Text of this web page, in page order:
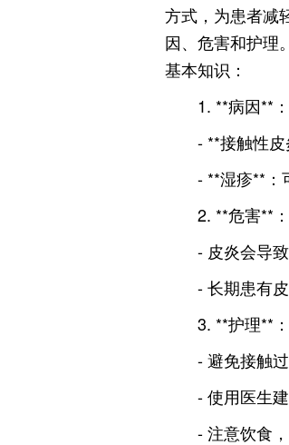
方式，为患者减
因、危害和护理
基本知识：
1. **病因**：
- **接触性
- **湿疹**：
2. **危害**：
- 皮炎会导
- 长期患有
3. **护理**：
- 避免接触
- 使用医生
- 注意饮食